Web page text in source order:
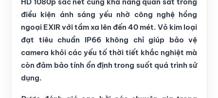
điều kiện ánh sáng yếu nhờ công nghệ hồng
ngoại EXIR với tầm xa lên đến 40 mét. Vỏ kim loại
đạt tiêu chuẩn IP66 không chỉ giúp bảo vệ
camera khỏi các yếu tố thời tiết khắc nghiệt mà
còn đảm bảo tính ổn định trong suốt quá trình sử
dụng.